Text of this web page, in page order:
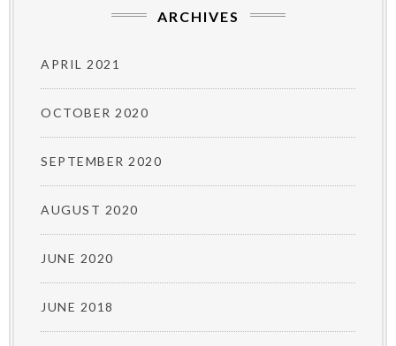
ARCHIVES
APRIL 2021
OCTOBER 2020
SEPTEMBER 2020
AUGUST 2020
JUNE 2020
JUNE 2018